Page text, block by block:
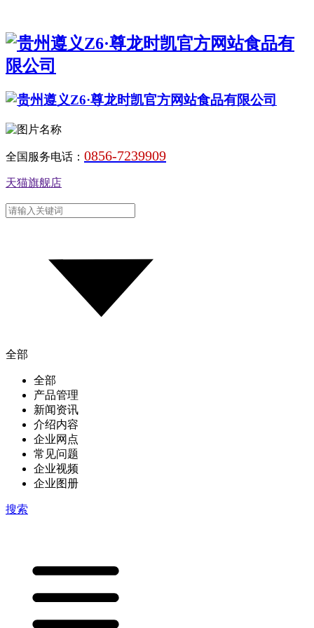
全国服务电话： 0856-7239909
天猫旗舰店
全部
全部
产品管理
新闻资讯
介绍内容
企业网点
常见问题
企业视频
企业图册
搜索